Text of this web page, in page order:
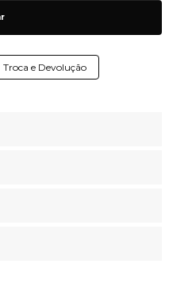
Troca e Devolução